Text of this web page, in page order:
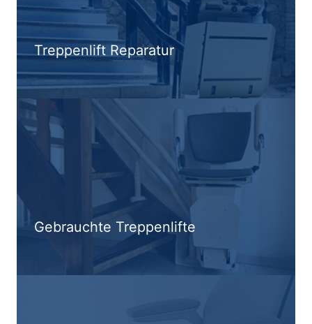
Treppenlift Reparatur
Gebrauchte Treppenlifte